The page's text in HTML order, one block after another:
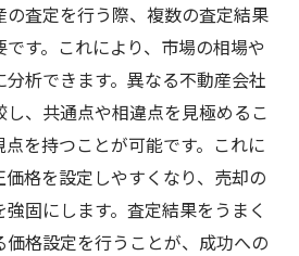
査定を行う際、複数の査定結果
す。これにより、市場の相場や
析できます。異なる不動産会社
、共通点や相違点を見極めるこ
を持つことが可能です。これに
格を設定しやすくなり、売却の
固にします。査定結果をうまく
格設定を行うことが、成功への